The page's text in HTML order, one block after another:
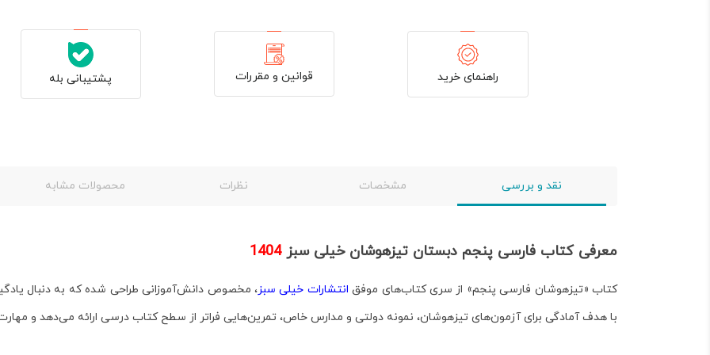
راهنمای خرید قوانین و مقررات پشتیبانی بله
نقد و بررسی مشخصات نظرات محصولات مشابه
معرفی کتاب فارسی پنجم دبستان تیزهوشان خیلی سبز1404
کتاب «تیزهوشان فارسی پنجم» از سری کتاب‌های موفق انتشارات خیلی سبز، مخصوص دانش‌آموزانی طراحی شده که به دنبال
با هدف آمادگی برای آزمون‌های تیزهوشان، نمونه دولتی و مدارس خاص، تمرین‌هایی فراتر از سطح کتاب درسی ارائه می‌دهد و